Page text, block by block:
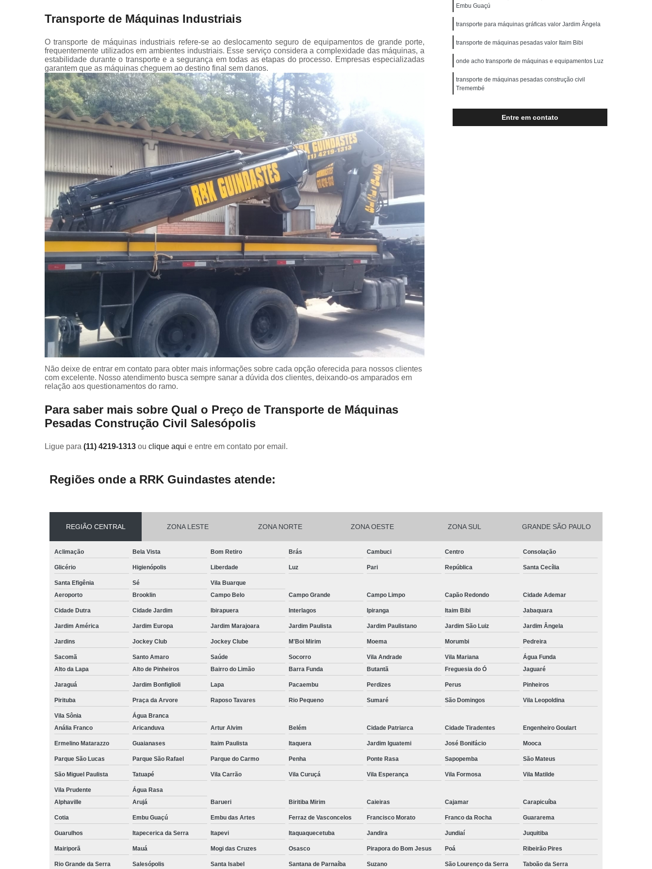
Transporte de Máquinas Pesadas
Transporte de Máquinas Pesadas Construção Civil
Transporte para Máquinas
Transporte para Máquinas Gráficas
Transporte de Máquinas Industriais
O transporte de máquinas industriais refere-se ao deslocamento seguro de equipamentos de grande porte,
frequentemente utilizados em ambientes industriais. Esse serviço considera a complexidade das máquinas, a
estabilidade durante o transporte e a segurança em todas as etapas do processo. Empresas especializadas
garantem que as máquinas cheguem ao destino final sem danos.
Não deixe de entrar em contato para obter mais informações sobre cada opção oferecida para nossos clientes
com excelente. Nosso atendimento busca sempre sanar a dúvida dos clientes, deixando-os amparados em
relação aos questionamentos do ramo.
Para saber mais sobre Qual o Preço de Transporte de Máquinas
Pesadas Construção Civil Salesópolis
Ligue para (11) 4219-1313 ou clique aqui e entre em contato por email.
Embu Guaçú
transporte para máquinas gráficas valor Jardim Ângela
transporte de máquinas pesadas valor Itaim Bibi
onde acho transporte de máquinas e equipamentos Luz
transporte de máquinas pesadas construção civil
Tremembé
Entre em contato
Regiões onde a RRK Guindastes atende:
REGIÃO CENTRAL ZONA LESTE ZONA NORTE ZONA OESTE ZONA SUL GRANDE SÃO PAULO
Aclimação Bela Vista Bom Retiro Brás Cambuci Centro Consolação
Glicério Higienópolis Liberdade Luz Pari República Santa Cecília
Santa Efigênia Sé
Vila Buarque
Aeroporto
Brooklin Campo Belo Campo Grande Campo Limpo Capão Redondo Cidade Ademar
Cidade Dutra Cidade Jardim Ibirapuera Interlagos Ipiranga Itaim Bibi Jabaquara
Jardim América Jardim Europa Jardim Marajoara Jardim Paulista Jardim Paulistano Jardim São Luiz Jardim Ângela
Jardins Jockey Club Jockey Clube M'Boi Mirim Moema Morumbi Pedreira
Sacomã Santo Amaro Saúde Socorro Vila Andrade Vila Mariana
Água Funda
Alto da Lapa
Alto de Pinheiros Bairro do Limão Barra Funda Butantã Freguesia do Ó Jaguaré
Jaraguá Jardim Bonfiglioli Lapa Pacaembu Perdizes Perus Pinheiros
Pirituba Praça da Arvore Raposo Tavares Rio Pequeno Sumaré São Domingos Vila Leopoldina
Vila Sônia
Água Branca
Anália Franco
Aricanduva Artur Alvim Belém Cidade Patriarca Cidade Tiradentes Engenheiro Goulart
Ermelino Matarazzo Guaianases Itaim Paulista Itaquera Jardim Iguatemi José Bonifácio Mooca
Parque São Lucas Parque São Rafael Parque do Carmo Penha Ponte Rasa Sapopemba São Mateus
São Miguel Paulista Tatuapé Vila Carrão Vila Curuçá Vila Esperança Vila Formosa Vila Matilde
Vila Prudente
Água Rasa
Alphaville
Arujá Barueri Biritiba Mirim Caieiras Cajamar Carapicuíba
Cotia Embu Guaçú Embu das Artes Ferraz de Vasconcelos Francisco Morato Franco da Rocha Guararema
Guarulhos Itapecerica da Serra Itapevi Itaquaquecetuba Jandira Jundiaí Juquitiba
Mairiporã Mauá Mogi das Cruzes Osasco Pirapora do Bom Jesus Poá Ribeirão Pires
Rio Grande da Serra Salesópolis Santa Isabel Santana de Parnaíba Suzano São Lourenço da Serra Taboão da Serra